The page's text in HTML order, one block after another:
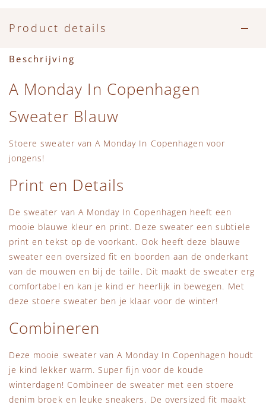
Zwemkleding
Feestkleding
Beren, Speendoekjes en Knuffeldoekjes
Verzorgingsproducten
Mini Rodini
+1 in the family
Play Up
Tiny Cottons
Product details
Beschrijving
A Monday In Copenhagen
Sweater Blauw
Stoere sweater van A Monday In Copenhagen voor
jongens!
Print en Details
De sweater van A Monday In Copenhagen heeft een
mooie blauwe kleur en print. Deze sweater een subtiele
print en tekst op de voorkant. Ook heeft deze blauwe
sweater een oversized fit en boorden aan de onderkant
van de mouwen en bij de taille. Dit maakt de sweater erg
comfortabel en kan je kind er heerlijk in bewegen. Met
deze stoere sweater ben je klaar voor de winter!
Combineren
Deze mooie sweater van A Monday In Copenhagen houdt
je kind lekker warm. Super fijn voor de koude
winterdagen! Combineer de sweater met een stoere
denim broek en leuke sneakers. De oversized fit maakt